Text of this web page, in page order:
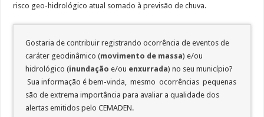
risco geo-hidrológico atual somado à previsão de chuva.
Gostaria de contribuir registrando ocorrência de eventos de
caráter geodinâmico (movimento de massa) e/ou
hidrológico (inundaçãoe/ou enxurrada) no seu município?
Sua informação é bem-vinda, mesmo ocorrências pequenas
são de extrema importância para avaliar a qualidade dos
alertas emitidos pelo CEMADEN.